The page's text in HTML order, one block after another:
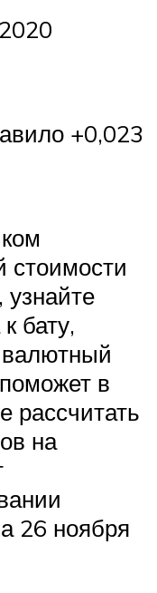
+0,023
стоимости
бату,
в
рассчитать
на
26 ноября